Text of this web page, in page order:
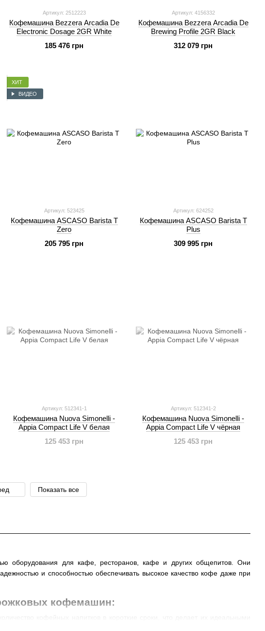
оборудования для кафе, ресторанов, кафе и других общепитов. Они
и способностью обеспечивать высокое качество кофе даже при
кофемашин:
кофейных напитков в короткие сроки, что делает их идеальными
Артикул: 2512223
Кофемашина Bezzera Arcadia De
Electronic Dosage 2GR White
185 476 грн
Артикул: 4156332
Кофемашина Bezzera Arcadia De
Brewing Profile 2GR Black
312 079 грн
ХИТ
ВИДЕО
Артикул: 523425
Кофемашина ASCASO Barista T
Zero
205 795 грн
Артикул: 624252
Кофемашина ASCASO Barista T
Plus
309 995 грн
Артикул: 512341-1
Кофемашина Nuova Simonelli -
Appia Compact Life V белая
125 453 грн
Артикул: 512341-2
Кофемашина Nuova Simonelli -
Appia Compact Life V чёрная
125 453 грн
Показать все